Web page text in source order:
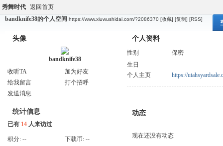
秀舞时代 返回首页
bandknife38的个人空间 https://www.xiuwushidai.com/?2086370 [收藏] [复制] [RSS]
头像
bandknife38
收听TA
加为好友
给我留言
打个招呼
发送消息
统计信息
已有 14 人来访过
积分: -- 下载币: --
个人资料
性别
保密
生日
个人主页
https://
动态
现在还没有动态